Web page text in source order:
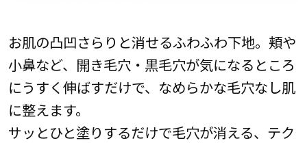
お肌の凸凹さらりと消せるふわふわ下地。頬や
小鼻など、開き毛穴・黒毛穴が気になるところ
にうすく伸ばすだけで、なめらかな毛穴なし肌
に整えます。
サッとひと塗りするだけで毛穴が消える、テク